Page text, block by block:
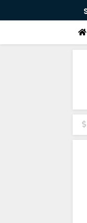
TABLOSU: BAŞKAN